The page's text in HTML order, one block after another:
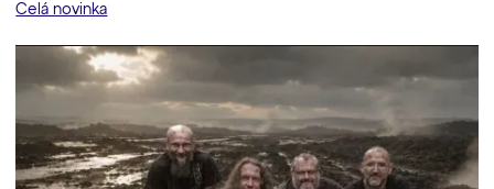
Celá novinka